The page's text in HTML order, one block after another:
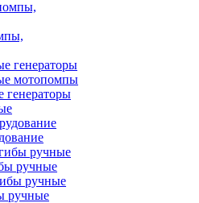
генераторы
мотопомпы
генераторы
ручные
ручные
ручные
ручные